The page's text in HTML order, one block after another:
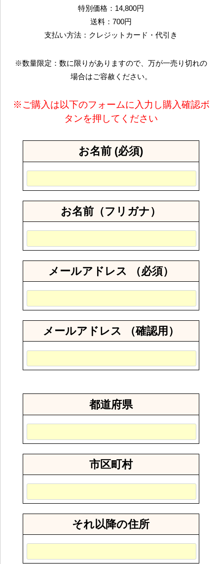
特別価格：14,800円
送料：700円
支払い方法：クレジットカード・代引き
※数量限定：数に限りがありますので、万が一売り切れの
場合はご容赦ください。
※ご購入は以下のフォームに入力し購入確認ボ
タンを押してください
お名前 (必須)
お名前（フリガナ）
メールアドレス （必須）
メールアドレス （確認用）
都道府県
市区町村
それ以降の住所